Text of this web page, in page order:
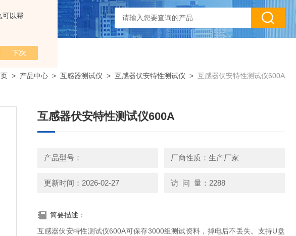
可以帮
> 产品中心 > 互感器测试仪 > 互感器伏安特性测试仪 > 互感器伏安特性测试仪600A
互感器伏安特性测试仪600A
产品型号： 厂商性质：生产厂家
更新时间：2026-02-27 访 问 量：2288
简要描述：
互感器伏安特性测试仪600A可保存3000组测试资料，掉电后不丢失。支持U盘